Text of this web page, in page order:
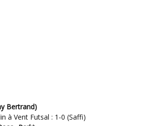
Bertrand)
à Vent Futsal : 1-0 (Saffi)